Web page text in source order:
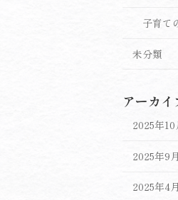
子育て
未分類
アーカイ
2025年10
2025年9月
2025年4月